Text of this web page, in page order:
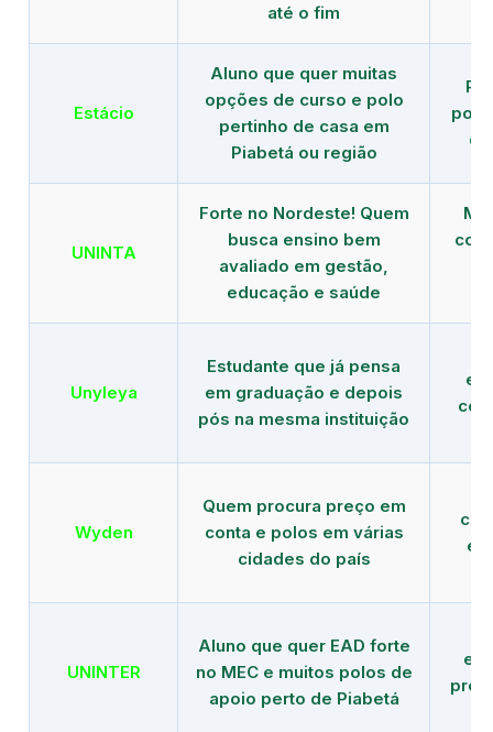
até o fim
Estácio
Aluno que quer muitas
opções de curso e polo
pertinho de casa em
Piabetá ou região
UNINTA
Forte no Nordeste! Quem
busca ensino bem
avaliado em gestão,
educação e saúde
Unyleya
Estudante que já pensa
em graduação e depois
pós na mesma instituição
Wyden
Quem procura preço em
conta e polos em várias
cidades do país
UNINTER
Aluno que quer EAD forte
no MEC e muitos polos de
apoio perto de Piabetá